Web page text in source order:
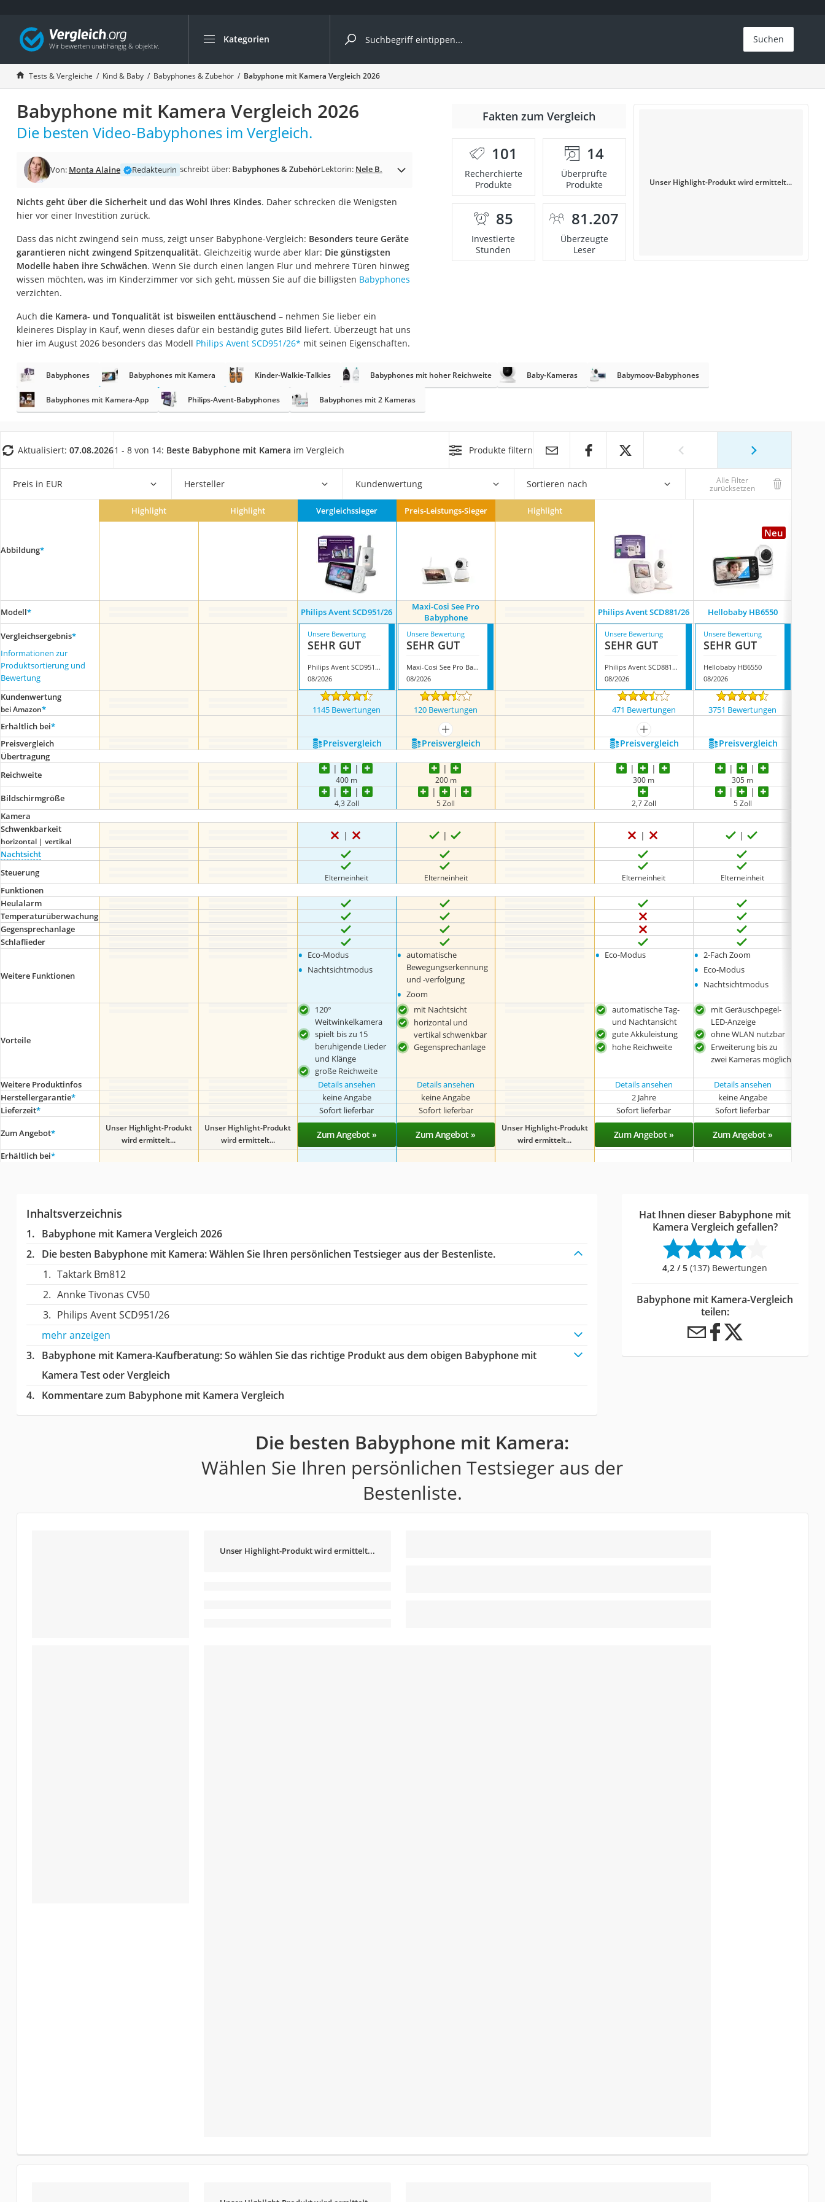
Kategorien
Die beliebtesten Vergleiche nach Kategorie
Kind & Baby
Babyphone mit 2 Kameras
Walkie-Talkie Kinder
Kindermatratzen
Rollschuhe für Kinder
Laufrad
Babyschlafsack
Kinderuhr
Babyphone
Kindersitz ab 4 Jahren
Kinderroller 3 Räder
Kindersitz 15–36 kg
Kinderfahrradhelm
Service
Suchen
Tests & Vergleiche Kind & Baby Babyphones & Zubehör Babyphone mit Kamera Vergleich 2026
Babyphone mit Kamera Vergleich 2026
Die besten Video-Babyphones im Vergleich.
Von: Monta Alaine Redakteurin schreibt über: Babyphones & ZubehörLektorin: Nele B.
Nichts geht über die Sicherheit und das Wohl Ihres Kindes. Daher schrecken die Wenigsten
hier vor einer Investition zurück.
Dass das nicht zwingend sein muss, zeigt unser Babyphone-Vergleich: Besonders teure Geräte
garantieren nicht zwingend Spitzenqualität. Gleichzeitig wurde aber klar: Die günstigsten
Modelle haben ihre Schwächen. Wenn Sie durch einen langen Flur und mehrere Türen hinweg
wissen möchten, was im Kinderzimmer vor sich geht, müssen Sie auf die billigsten Babyphones
verzichten.
Auch die Kamera- und Tonqualität ist bisweilen enttäuschend – nehmen Sie lieber ein
kleineres Display in Kauf, wenn dieses dafür ein beständig gutes Bild liefert. Überzeugt hat uns
hier im August 2026 besonders das Modell Philips Avent SCD951/26* mit seinen Eigenschaften.
Fakten zum Vergleich
101
Recherchierte
Produkte
14
Überprüfte
Produkte
85
Investierte
Stunden
81.207
Überzeugte
Leser
Unser Highlight-Produkt wird ermittelt...
Babyphones Babyphones mit Kamera Kinder-Walkie-Talkies Babyphones mit hoher Reichweite Baby-Kameras Babymoov-Babyphones
Babyphones mit Kamera-App Philips-Avent-Babyphones Babyphones mit 2 Kameras
Aktualisiert: 07.08.20261 - 8 von 14: Beste Babyphone mit Kamera im Vergleich Produkte filtern
Preis in EUR Hersteller Kundenwertung Sortieren nach Alle Filter
zurücksetzen
Abbildung*
Highlight Highlight Vergleichssieger Preis-Leistungs-Sieger Highlight
Neu
Modell* Philips Avent SCD951/26
Maxi-Cosi See Pro
Babyphone
Philips Avent SCD881/26 Hellobaby HB6550
Vergleichsergebnis*
Informationen zur
Produktsortierung und
Bewertung
Unsere Bewertung
SEHR GUT
Philips Avent SCD951/26
08/2026
Unsere Bewertung
SEHR GUT
Maxi-Cosi See Pro Babyphone
08/2026
Unsere Bewertung
SEHR GUT
Philips Avent SCD881/26
08/2026
Unsere Bewertung
SEHR GUT
Hellobaby HB6550
08/2026
Kundenwertung
bei Amazon* 1145 Bewertungen 120 Bewertungen 471 Bewertungen 3751 Bewertungen
Erhältlich bei*
mehr anzeigen
mehr anzeigen
Preis­vergleich
Preis­vergleich Preis­vergleich Preis­vergleich Preis­vergleich
Übertragung
Reichweite
400 m 200 m 300 m 305 m
Bildschirmgröße 4,3 Zoll 5 Zoll 2,7 Zoll 5 Zoll
Kamera
Schwenkbarkeit
horizontal | vertikal
Nachtsicht
Steuerung
Elterneinheit Elterneinheit Elterneinheit Elterneinheit
Funktionen
Heulalarm
Temperaturüberwachung
Gegensprechanlage
Schlaflieder
Weitere Funktionen
• Eco-Modus
• Nachtsichtmodus
• automatische
Bewegungserkennung
und -verfolgung
• Zoom
• Eco-Modus • 2-Fach Zoom
• Eco-Modus
• Nachtsichtmodus
Vorteile
120°
Weitwinkelkamera
spielt bis zu 15
beruhigende Lieder
und Klänge
große Reichweite
mit Nachtsicht
horizontal und
vertikal schwenkbar
Gegensprechanlage
automatische Tag-
und Nachtansicht
gute Akkuleistung
hohe Reichweite
mit Geräuschpegel-
LED-Anzeige
ohne WLAN nutzbar
Erweiterung bis zu
zwei Kameras möglich
Weitere Produktinfos Details ansehen Details ansehen Details ansehen Details ansehen
Herstellergarantie* keine Angabe keine Angabe 2 Jahre keine Angabe
Lieferzeit* Sofort lieferbar Sofort lieferbar Sofort lieferbar Sofort lieferbar
Zum Angebot*
Unser Highlight-Produkt
wird ermittelt...
Unser Highlight-Produkt
wird ermittelt...
Zum Angebot » Zum Angebot »
Unser Highlight-Produkt
wird ermittelt...
Zum Angebot » Zum Angebot »
Erhältlich bei*
Inhaltsverzeichnis
Babyphone mit Kamera Vergleich 2026
Die besten Babyphone mit Kamera:Wählen Sie Ihren persönlichen Testsieger aus der Bestenliste.
Taktark Bm812
Annke Tivonas CV50
Philips Avent SCD951/26
mehr anzeigen
Babyphone mit Kamera-Kaufberatung: So wählen Sie das richtige Produkt aus dem obigen Babyphone mit
Kamera Test oder Vergleich
Kommentare zum Babyphone mit Kamera Vergleich
Hat Ihnen dieser Babyphone mit
Kamera Vergleich gefallen?
4,2 / 5 (137) Bewertungen
Babyphone mit Kamera-Vergleich
teilen:
Die besten Babyphone mit Kamera:
Wählen Sie Ihren persönlichen Testsieger aus der
Bestenliste.
Unser Highlight-Produkt wird ermittelt...